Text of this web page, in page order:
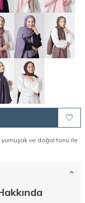
ve doğal tonu ile